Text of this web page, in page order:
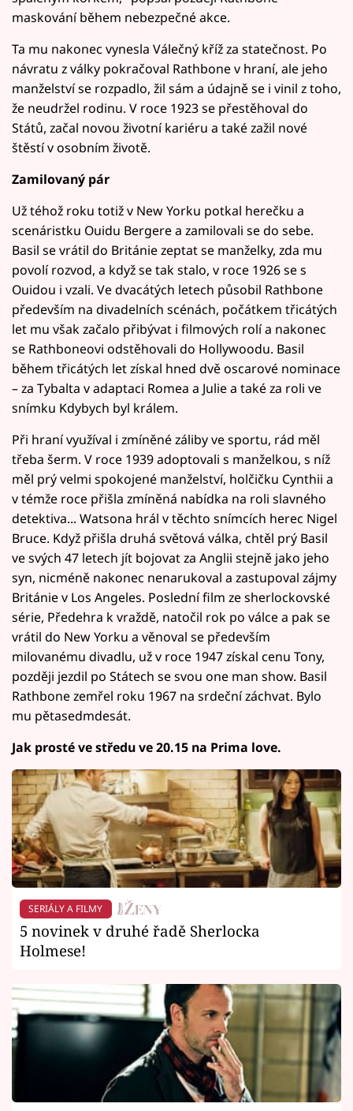
maskování během nebezpečné akce.
Ta mu nakonec vynesla Válečný kříž za statečnost. Po
návratu z války pokračoval Rathbone v hraní, ale jeho
manželství se rozpadlo, žil sám a údajně se i vinil z toho,
že neudržel rodinu. V roce 1923 se přestěhoval do
Států, začal novou životní kariéru a také zažil nové
štěstí v osobním životě.
Zamilovaný pár
Už téhož roku totiž v New Yorku potkal herečku a
scenáristku Ouidu Bergere a zamilovali se do sebe.
Basil se vrátil do Británie zeptat se manželky, zda mu
povolí rozvod, a když se tak stalo, v roce 1926 se s
Ouidou i vzali. Ve dvacátých letech působil Rathbone
především na divadelních scénách, počátkem třicátých
let mu však začalo přibývat i filmových rolí a nakonec
se Rathboneovi odstěhovali do Hollywoodu. Basil
během třicátých let získal hned dvě oscarové nominace
– za Tybalta v adaptaci Romea a Julie a také za roli ve
snímku Kdybych byl králem.
Při hraní využíval i zmíněné záliby ve sportu, rád měl
třeba šerm. V roce 1939 adoptovali s manželkou, s níž
měl prý velmi spokojené manželství, holčičku Cynthii a
v témže roce přišla zmíněná nabídka na roli slavného
detektiva... Watsona hrál v těchto snímcích herec Nigel
Bruce. Když přišla druhá světová válka, chtěl prý Basil
ve svých 47 letech jít bojovat za Anglii stejně jako jeho
syn, nicméně nakonec nenarukoval a zastupoval zájmy
Británie v Los Angeles. Poslední film ze sherlockovské
série, Předehra k vraždě, natočil rok po válce a pak se
vrátil do New Yorku a věnoval se především
milovanému divadlu, už v roce 1947 získal cenu Tony,
později jezdil po Státech se svou one man show. Basil
Rathbone zemřel roku 1967 na srdeční záchvat. Bylo
mu pětasedmdesát.
Jak prosté ve středu ve 20.15 na Prima love.
SERIÁLY A FILMY
5 novinek v druhé řadě Sherlocka
Holmese!